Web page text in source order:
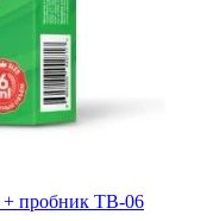
+ пробник TB-06